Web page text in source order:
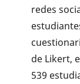
redes
de Likert,
539